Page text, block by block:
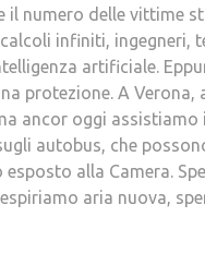
il numero delle vittime
infiniti, ingegneri,
artificiale.
protezione. A Verona,
ancor oggi
autobus, che
alla Camera.
aria nuova,